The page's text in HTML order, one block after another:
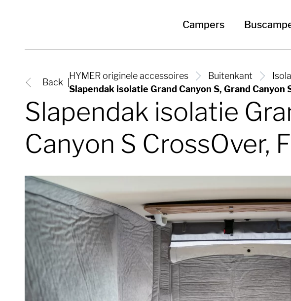
Campers
Back
HYMER originele accessoires Buitenkant
Slapendak isolatie Grand Canyon S, Grand Canyon
Slapendak isolatie
Canyon S CrossOver,